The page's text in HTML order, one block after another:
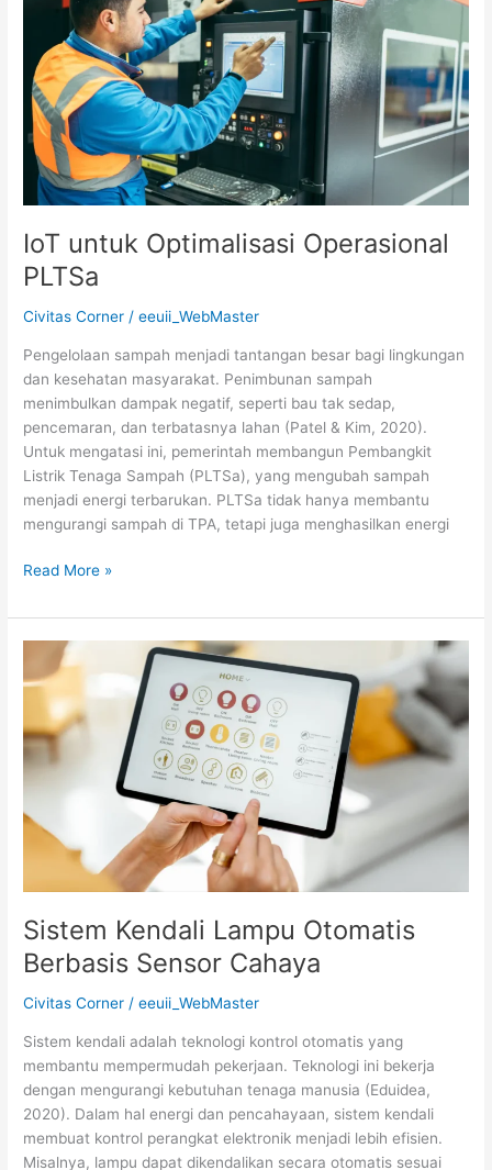
IoT untuk Optimalisasi Operasional
PLTSa
Civitas Corner /eeuii_WebMaster
Pengelolaan sampah menjadi tantangan besar bagi lingkungan
dan kesehatan masyarakat. Penimbunan sampah
menimbulkan dampak negatif, seperti bau tak sedap,
pencemaran, dan terbatasnya lahan (Patel & Kim, 2020).
Untuk mengatasi ini, pemerintah membangun Pembangkit
Listrik Tenaga Sampah (PLTSa), yang mengubah sampah
menjadi energi terbarukan. PLTSa tidak hanya membantu
mengurangi sampah di TPA, tetapi juga menghasilkan energi
Optimalisasi
Operasional
PLTSa
Read More »
Sistem Kendali Lampu Otomatis
Berbasis Sensor Cahaya
Civitas Corner /eeuii_WebMaster
Sistem kendali adalah teknologi kontrol otomatis yang
membantu mempermudah pekerjaan. Teknologi ini bekerja
dengan mengurangi kebutuhan tenaga manusia (Eduidea,
2020). Dalam hal energi dan pencahayaan, sistem kendali
membuat kontrol perangkat elektronik menjadi lebih efisien.
Misalnya, lampu dapat dikendalikan secara otomatis sesuai
Sistem
Kendali
Lampu
Otomatis
Berbasis
Sensor